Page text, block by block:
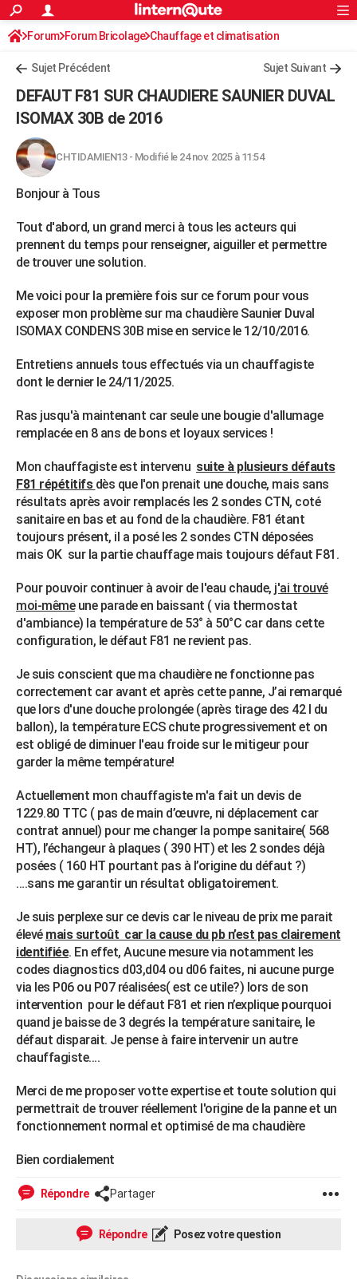
ACTUALITÉS
Politique
Société
Faits Divers
Education
Monde
Villes
+
Programme TV
TNTStreaming
Cinéma
Sorties cinéma
Musique
+FINANCE
Retraite
Impôts
Epargne
Immobilier
Risques naturels par ville
Banque
Assurance
Crédit
AUTO
Essais
Réserver un essai
Citadines
Berlines
SUV
Forum auto
HIGH-TECH
Forum
Aménagement intérieur
Extérieur
Cuisine
Salle de bains
Jardinage
Rangement
WEEK-END
Art de vivre
Bien-être
Loisirs
Mode
Modes de vie
SANTE
PHOTO
GUIDES D'ACHAT
BONS PLANS
CARTE DE VOEUX
Carte de Noël
Carte Bonne année
Carte Saint-Valentin
Carte Pâques
Carte d'anniversaire
DICTIONNAIRE
Dictionnaire
Biographies
Citations
Expressions
Proverbes
PROGRAMME TV
S'inscrire
Se connecter
Lycées
Collèges
Primaires
Universités
Entreprises
Service militaire
Avis de recherche
AVIS DE DÉCÈS
FORUM
Rechercher
S'inscrire
Connexion
Forum Forum Bricolage Chauffage et climatisation
Chauffage Fuel / Gaz / Pétrole
Sujet Précédent Sujet Suivant
DEFAUT F81 SUR CHAUDIERE SAUNIER DUVAL
ISOMAX 30B de 2016
CHTIDAMIEN13- Modifié le 24 nov. 2025 à 11:54
Bonjour à Tous
Tout d'abord, un grand merci à tous les acteurs qui
prennent du temps pour renseigner, aiguiller et permettre
de trouver une solution.
Me voici pour la première fois sur ce forum pour vous
exposer mon problème sur ma chaudière Saunier Duval
ISOMAX CONDENS 30B mise en service le 12/10/2016.
Entretiens annuels tous effectués via un chauffagiste
dont le dernier le 24/11/2025.
Ras jusqu'à maintenant car seule une bougie d'allumage
remplacée en 8 ans de bons et loyaux services !
Mon chauffagiste est intervenu suite à plusieurs défauts
F81 répétitifs dès que l'on prenait une douche, mais sans
résultats après avoir remplacés les 2 sondes CTN, coté
sanitaire en bas et au fond de la chaudière. F81 étant
toujours présent, il a posé les 2 sondes CTN déposées
mais OK sur la partie chauffage mais toujours défaut F81.
Pour pouvoir continuer à avoir de l'eau chaude, j'ai trouvé
moi-mêmeune parade en baissant ( via thermostat
d'ambiance) la température de 53° à 50°C car dans cette
configuration, le défaut F81 ne revient pas.
Je suis conscient que ma chaudière ne fonctionne pas
correctement car avant et après cette panne, J’ai remarqué
que lors d'une douche prolongée (après tirage des 42 l du
ballon), la température ECS chute progressivement et on
est obligé de diminuer l'eau froide sur le mitigeur pour
garder la même température!
Actuellement mon chauffagiste m'a fait un devis de
1229.80 TTC ( pas de main d’œuvre, ni déplacement car
contrat annuel) pour me changer la pompe sanitaire( 568
HT), l’échangeur à plaques ( 390 HT) et les 2 sondes déjà
posées ( 160 HT pourtant pas à l’origine du défaut ?)
….sans me garantir un résultat obligatoirement.
Je suis perplexe sur ce devis car le niveau de prix me parait
élevé mais surtoût car la cause du pb n’est pas clairement
identifiée. En effet, Aucune mesure via notamment les
codes diagnostics d03,d04 ou d06 faites, ni aucune purge
via les P06 ou P07 réalisées( est ce utile?) lors de son
intervention pour le défaut F81 et rien n’explique pourquoi
quand je baisse de 3 degrés la température sanitaire, le
défaut disparait. Je pense à faire intervenir un autre
chauffagiste....
Merci de me proposer votte expertise et toute solution qui
permettrait de trouver réellement l'origine de la panne et un
fonctionnement normal et optimisé de ma chaudière
Bien cordialement
Répondre Partager
Répondre Posez votre question